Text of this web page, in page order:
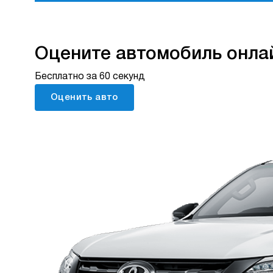
Оцените автомобиль
Бесплатно за 60 секунд
Оценить авто